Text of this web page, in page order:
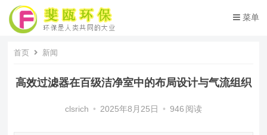
菜单
首页 新闻
高效过滤器在百级洁净室中的布局设计与气流组织
clsrich • 2025年8月25日 • 946 阅读